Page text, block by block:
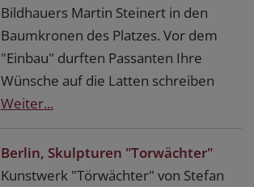
Bildhauers Martin Steinert in den
Baumkronen des Platzes. Vor dem
"Einbau" durften Passanten Ihre
Wünsche auf die Latten schreiben
Weiter...
Berlin, Skulpturen "Torwächter"
Kunstwerk "Törwächter" von Stefan